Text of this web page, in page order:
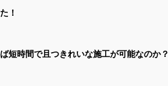
！
短時間で且つきれいな施工が可能なのか？